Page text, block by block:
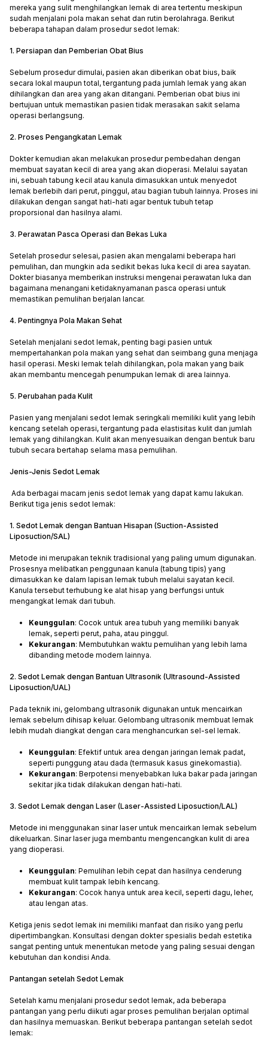
mereka yang sulit menghilangkan lemak di area tertentu meskipun
sudah menjalani pola makan sehat dan rutin berolahraga. Berikut
beberapa tahapan dalam prosedur sedot lemak:
1. Persiapan dan Pemberian Obat Bius
Sebelum prosedur dimulai, pasien akan diberikan obat bius, baik
secara lokal maupun total, tergantung pada jumlah lemak yang akan
dihilangkan dan area yang akan ditangani. Pemberian obat bius ini
bertujuan untuk memastikan pasien tidak merasakan sakit selama
operasi berlangsung.
2. Proses Pengangkatan Lemak
Dokter kemudian akan melakukan prosedur pembedahan dengan
membuat sayatan kecil di area yang akan dioperasi. Melalui sayatan
ini, sebuah tabung kecil atau kanula dimasukkan untuk menyedot
lemak berlebih dari perut, pinggul, atau bagian tubuh lainnya. Proses ini
dilakukan dengan sangat hati-hati agar bentuk tubuh tetap
proporsional dan hasilnya alami.
3. Perawatan Pasca Operasi dan Bekas Luka
Setelah prosedur selesai, pasien akan mengalami beberapa hari
pemulihan, dan mungkin ada sedikit bekas luka kecil di area sayatan.
Dokter biasanya memberikan instruksi mengenai perawatan luka dan
bagaimana menangani ketidaknyamanan pasca operasi untuk
memastikan pemulihan berjalan lancar.
4. Pentingnya Pola Makan Sehat
Setelah menjalani sedot lemak, penting bagi pasien untuk
mempertahankan pola makan yang sehat dan seimbang guna menjaga
hasil operasi. Meski lemak telah dihilangkan, pola makan yang baik
akan membantu mencegah penumpukan lemak di area lainnya.
5. Perubahan pada Kulit
Pasien yang menjalani sedot lemak seringkali memiliki kulit yang lebih
kencang setelah operasi, tergantung pada elastisitas kulit dan jumlah
lemak yang dihilangkan. Kulit akan menyesuaikan dengan bentuk baru
tubuh secara bertahap selama masa pemulihan.
Jenis-Jenis Sedot Lemak
Ada berbagai macam jenis sedot lemak yang dapat kamu lakukan.
Berikut tiga jenis sedot lemak:
1. Sedot Lemak dengan Bantuan Hisapan (Suction-Assisted
Liposuction/SAL)
Metode ini merupakan teknik tradisional yang paling umum digunakan.
Prosesnya melibatkan penggunaan kanula (tabung tipis) yang
dimasukkan ke dalam lapisan lemak tubuh melalui sayatan kecil.
Kanula tersebut terhubung ke alat hisap yang berfungsi untuk
mengangkat lemak dari tubuh.
Keunggulan: Cocok untuk area tubuh yang memiliki banyak
lemak, seperti perut, paha, atau pinggul.
Kekurangan: Membutuhkan waktu pemulihan yang lebih lama
dibanding metode modern lainnya.
2. Sedot Lemak dengan Bantuan Ultrasonik (Ultrasound-Assisted
Liposuction/UAL)
Pada teknik ini, gelombang ultrasonik digunakan untuk mencairkan
lemak sebelum dihisap keluar. Gelombang ultrasonik membuat lemak
lebih mudah diangkat dengan cara menghancurkan sel-sel lemak.
Keunggulan: Efektif untuk area dengan jaringan lemak padat,
seperti punggung atau dada (termasuk kasus ginekomastia).
Kekurangan: Berpotensi menyebabkan luka bakar pada jaringan
sekitar jika tidak dilakukan dengan hati-hati.
3. Sedot Lemak dengan Laser (Laser-Assisted Liposuction/LAL)
Metode ini menggunakan sinar laser untuk mencairkan lemak sebelum
dikeluarkan. Sinar laser juga membantu mengencangkan kulit di area
yang dioperasi.
Keunggulan: Pemulihan lebih cepat dan hasilnya cenderung
membuat kulit tampak lebih kencang.
Kekurangan: Cocok hanya untuk area kecil, seperti dagu, leher,
atau lengan atas.
Ketiga jenis sedot lemak ini memiliki manfaat dan risiko yang perlu
dipertimbangkan. Konsultasi dengan dokter spesialis bedah estetika
sangat penting untuk menentukan metode yang paling sesuai dengan
kebutuhan dan kondisi Anda.
Pantangan setelah Sedot Lemak
Setelah kamu menjalani prosedur sedot lemak, ada beberapa
pantangan yang perlu diikuti agar proses pemulihan berjalan optimal
dan hasilnya memuaskan. Berikut beberapa pantangan setelah sedot
lemak: